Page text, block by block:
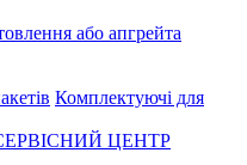
або апгрейта
Комплектуючі для